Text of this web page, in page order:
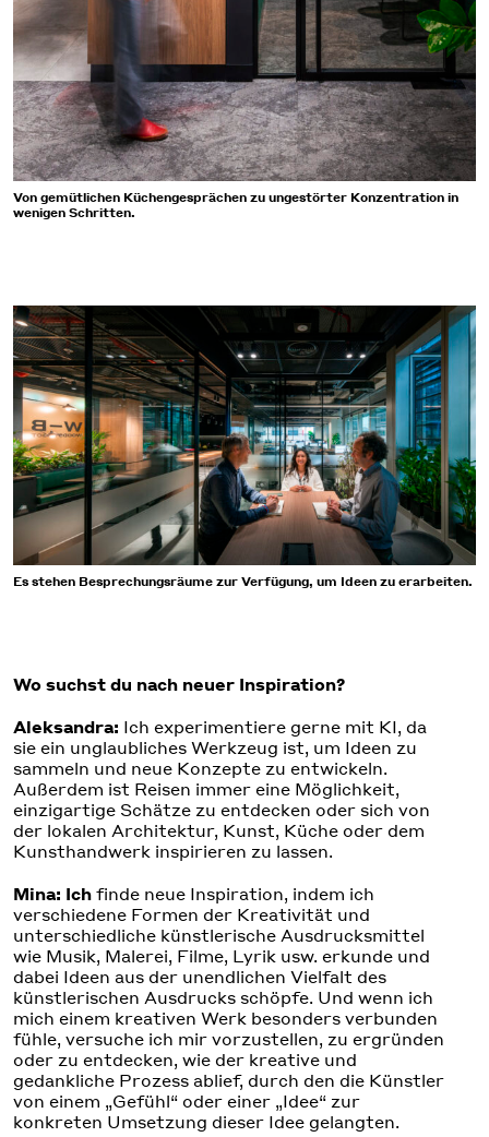
Von gemütlichen Küchengesprächen zu ungestörter Konzentration in
wenigen Schritten.
Es stehen Besprechungsräume zur Verfügung, um Ideen zu erarbeiten.
Wo suchst du nach neuer Inspiration?
Aleksandra: Ich experimentiere gerne mit KI, da
sie ein unglaubliches Werkzeug ist, um Ideen zu
sammeln und neue Konzepte zu entwickeln.
Außerdem ist Reisen immer eine Möglichkeit,
einzigartige Schätze zu entdecken oder sich von
der lokalen Architektur, Kunst, Küche oder dem
Kunsthandwerk inspirieren zu lassen.
Mina: Ich finde neue Inspiration, indem ich
verschiedene Formen der Kreativität und
unterschiedliche künstlerische Ausdrucksmittel
wie Musik, Malerei, Filme, Lyrik usw. erkunde und
dabei Ideen aus der unendlichen Vielfalt des
künstlerischen Ausdrucks schöpfe. Und wenn ich
mich einem kreativen Werk besonders verbunden
fühle, versuche ich mir vorzustellen, zu ergründen
oder zu entdecken, wie der kreative und
gedankliche Prozess ablief, durch den die Künstler
von einem „Gefühl“ oder einer „Idee“ zur
konkreten Umsetzung dieser Idee gelangten.